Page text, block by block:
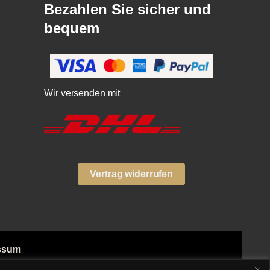
Bezahlen Sie sicher und
bequem
Wir versenden mit
Vertrag widerrufen